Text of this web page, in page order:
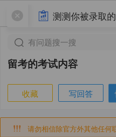
有问题搜一搜
留考的考试内容
收藏 写回答
请勿相信除官方外其他任何
测测你被录取